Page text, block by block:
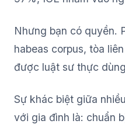
Nhưng bạn có quyền.
habeas corpus, tòa
được luật sư thực
Sự khác biệt giữa
với gia đình là: chuẩn